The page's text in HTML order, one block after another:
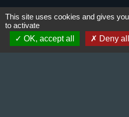
Contact & Horaires
Commune de Gillonnay
Place de la Mairie
This site uses cookies and gives
to activate
OK, accept all
Deny